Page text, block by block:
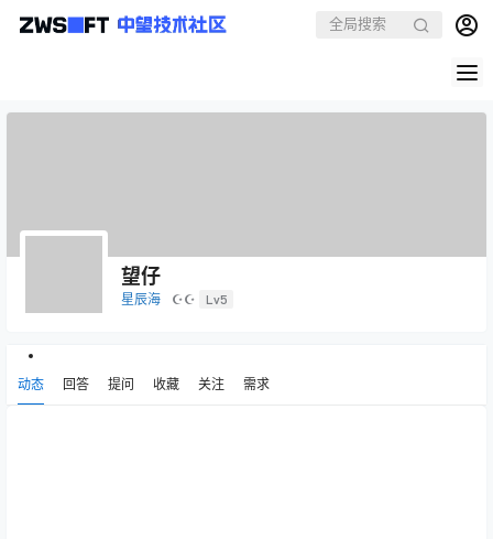
望仔
星辰海 ☪☪ Lv5
动态 回答 提问 收藏 关注 需求